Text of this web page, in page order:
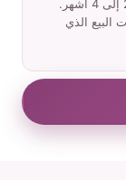
عادةً ما يسترد شركاؤنا استثماراتهم في غضون 2 إلى 4 أشهر.
البيع الذي